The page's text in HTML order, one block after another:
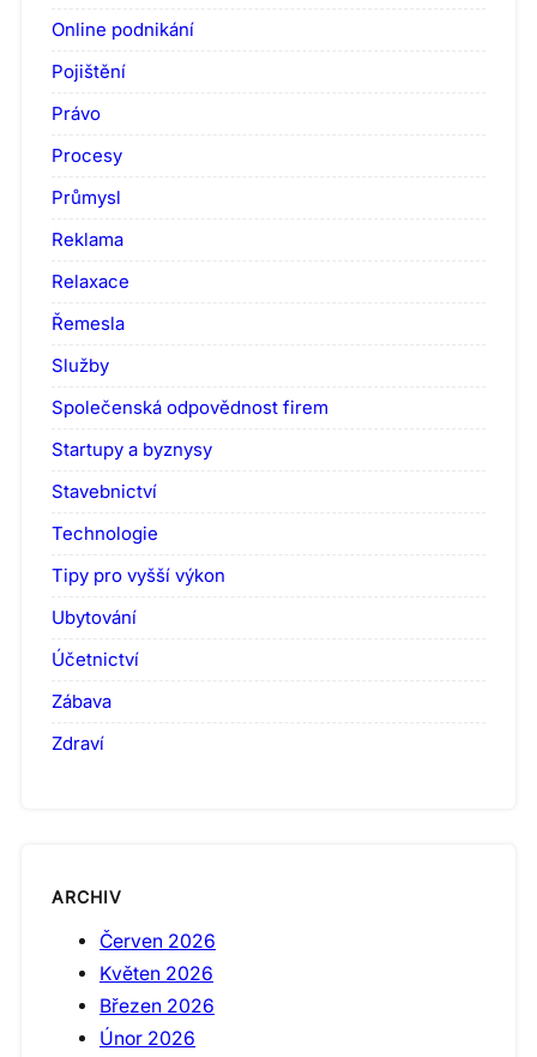
Online podnikání
Pojištění
Právo
Procesy
Průmysl
Reklama
Relaxace
Řemesla
Služby
Společenská odpovědnost firem
Startupy a byznysy
Stavebnictví
Technologie
Tipy pro vyšší výkon
Ubytování
Účetnictví
Zábava
Zdraví
ARCHIV
Červen 2026
Květen 2026
Březen 2026
Únor 2026